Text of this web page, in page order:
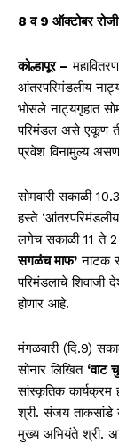
8 व 9 ऑक्टोबर रोजी
कोल्हापूर –
आंतरपरिमंडलीय
भोसले नाट्यगृहात
परिमंडल असे एकूण
प्रवेश विनामुल्य
सोमवारी सकाळी
हस्ते
लगेच सकाळी 11 ते
सगळंच माफ’ नाटक
परिमंडलाचे शिवाजी
होणार आहे.
मंगळवारी (दि.9)
सोनार लिखित ‘वाट
सांस्कृतिक
श्री. संजय ताकसांडे
मुख्य अभियंते श्री.